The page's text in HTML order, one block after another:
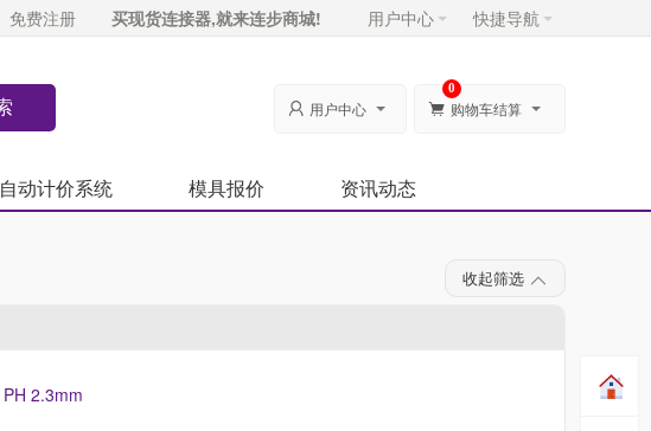
免费注册 买现货连接器,就来连步商城! 用户中心 快捷导航
 用户中心  购物车结算
0
自动计价系统 模具报价 资讯动态
收起筛选
PH 2.3mm